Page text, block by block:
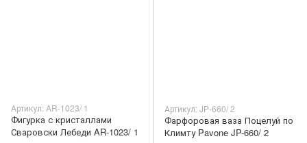
Артикул: AR-1023/ 1
Фигурка с кристаллами
Сваровски Лебеди AR-1023/ 1
Артикул: JP-660/ 2
Фарфоровая ваза Поцелуй по
Климту Pavone JP-660/ 2